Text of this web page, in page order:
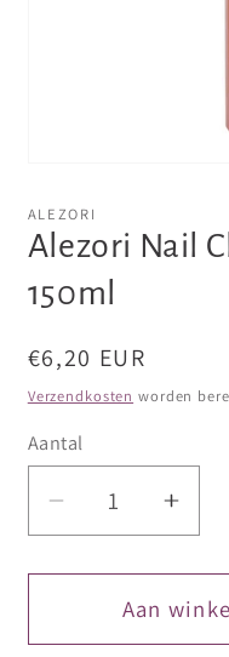
openen
in
modaal
ALEZORI
Alezori Nail
150ml
Normale
prijs
€6,20 EUR
Verzendkosten worden
Aantal
Aantal
verlagen
voor
Alezori
Nail
voor
Nail
Aan